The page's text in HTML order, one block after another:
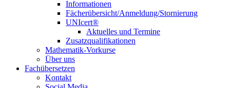
Informationen
Fächerübersicht/Anmeldung/Stornierung
UNIcert®
Aktuelles und Termine
Zusatzqualifikationen
Mathematik-Vorkurse
Über uns
Fachübersetzen
Kontakt